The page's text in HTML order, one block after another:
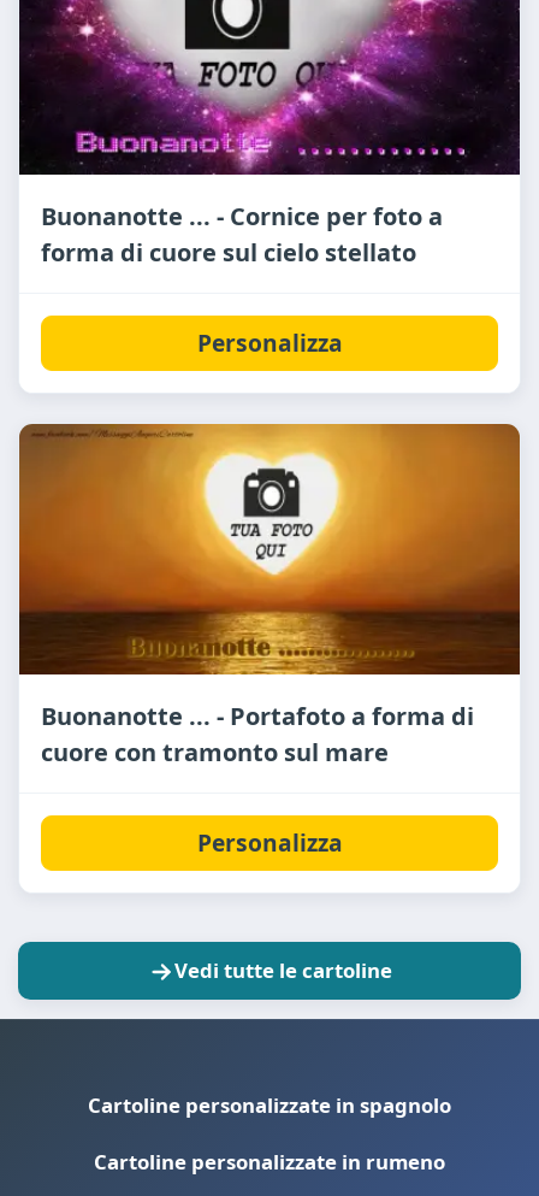
Buonanotte ... - Cornice per foto a
forma di cuore sul cielo stellato
Personalizza
Buonanotte ... - Portafoto a forma di
cuore con tramonto sul mare
Personalizza
Vedi tutte le cartoline
Cartoline personalizzate in spagnolo
Cartoline personalizzate in rumeno